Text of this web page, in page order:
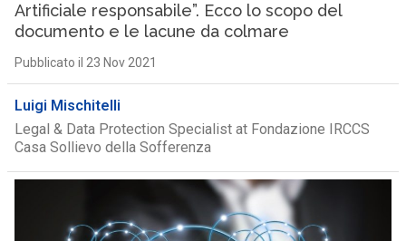
Artificiale responsabile”. Ecco lo scopo del
documento e le lacune da colmare
Pubblicato il 23 Nov 2021
Luigi Mischitelli
Legal & Data Protection Specialist at Fondazione IRCCS
Casa Sollievo della Sofferenza